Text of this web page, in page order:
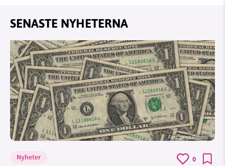
SENASTE NYHETERNA
Foto:geralt/Pixabay
Nyheter 0